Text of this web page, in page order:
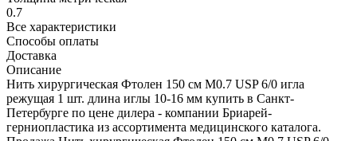
0.7
Все характеристики
Способы оплаты
Доставка
Описание
Нить хирургическая Фтолен 150 см М0.7 USP 6/0 игла
режущая 1 шт. длина иглы 10-16 мм купить в Санкт-
Петербурге по цене дилера - компании Бриарей-
герниопластика из ассортимента медицинского каталога.